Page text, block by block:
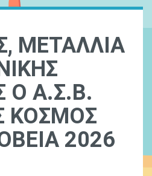
ΜΕΤΑΛΛΙΑ
Ο Α.Σ.Β.
ΚΟΣΜΟΣ
2026